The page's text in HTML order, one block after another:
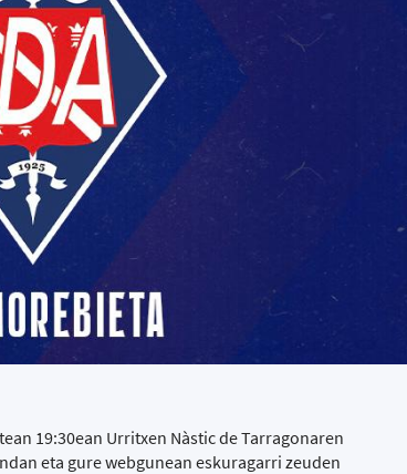
19:30ean Urritxen Nàstic de Tarragonaren
eta gure webgunean eskuragarri zeuden